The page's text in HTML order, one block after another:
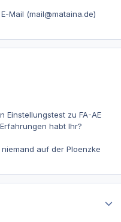
Mail (mail@mataina.de)
Einstellungstest zu FA-AE
habt Ihr?
auf der Ploenzke